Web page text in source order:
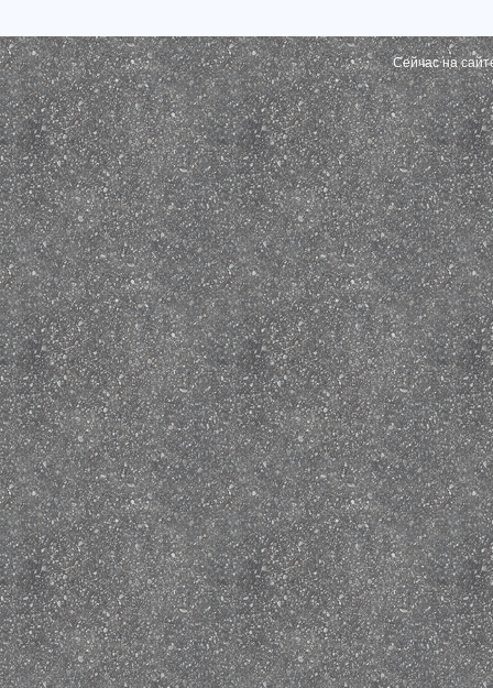
Сейчас на